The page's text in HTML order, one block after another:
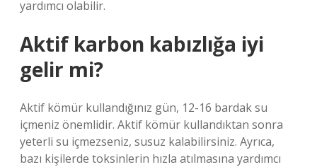
yardımcı olabilir.
Aktif karbon kabızlığa iyi
gelir mi?
Aktif kömür kullandığınız gün, 12-16 bardak su
içmeniz önemlidir. Aktif kömür kullandıktan sonra
yeterli su içmezseniz, susuz kalabilirsiniz. Ayrıca,
bazı kişilerde toksinlerin hızla atılmasına yardımcı